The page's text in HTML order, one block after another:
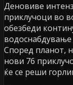
Деновиве
приклучоци во
обезбеди
водоснабдување
Според планот,
нови 76
ќе се реши